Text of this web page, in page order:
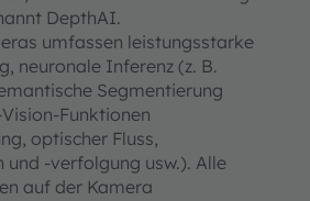
DepthAI.
umfassen leistungsstarke
neuronale Inferenz (z. B.
Segmentierung
Funktionen
optischer Fluss,
-verfolgung usw.). Alle
auf der Kamera